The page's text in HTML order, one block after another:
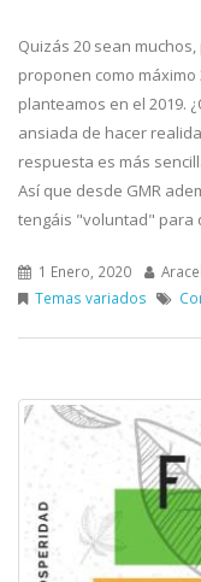
Quizás 20 sean
proponen como
planteamos en el 2019.
ansiada de hacer
respuesta es más
Así que desde GMR
tengáis "voluntad" para
1 Enero, 2020
Temas variados